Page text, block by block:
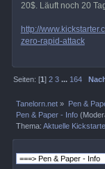
20$. Läuft noch 20
http://
zero-rapid-attack
Seiten: [1]2 3 ... 164
Tanelorn.net » Pen &
Pen & Paper - Info
Thema:Aktuelle